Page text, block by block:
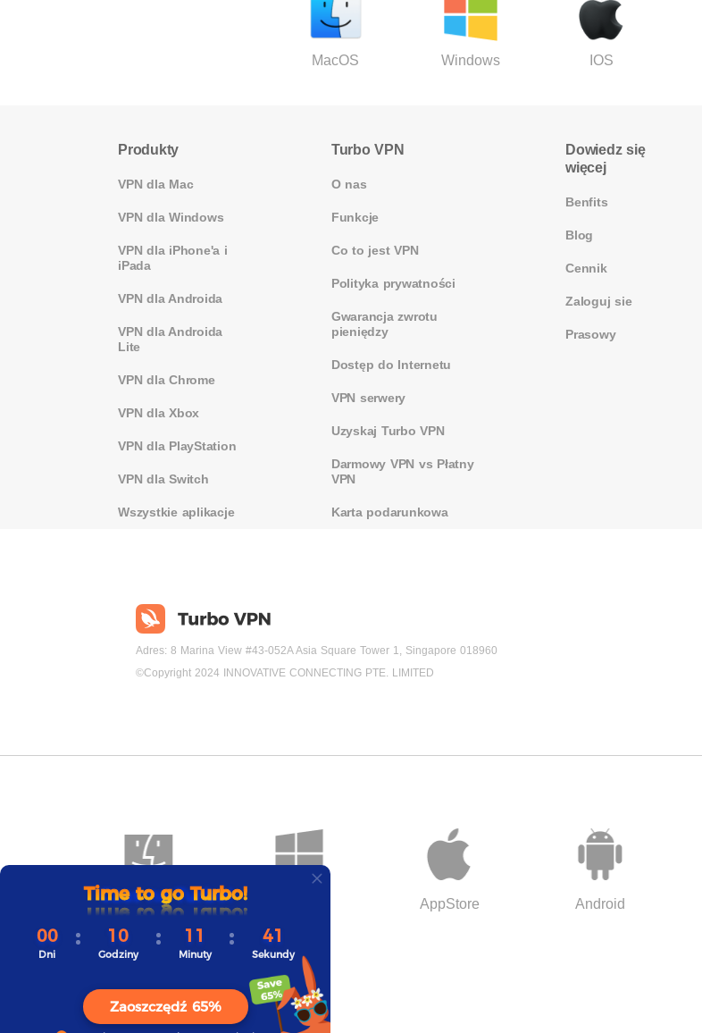
MacOS Windows IOS
Produkty
VPN dla Mac
VPN dla Windows
VPN dla iPhone'a i
iPada
VPN dla Androida
VPN dla Androida
Lite
VPN dla Chrome
VPN dla Xbox
VPN dla PlayStation
VPN dla Switch
Wszystkie aplikacje
Turbo VPN
O nas
Funkcje
Co to jest VPN
Polityka prywatności
Gwarancja zwrotu
pieniędzy
Dostęp do Internetu
VPN serwery
Uzyskaj Turbo VPN
Darmowy VPN vs Płatny
VPN
Karta podarunkowa
Dowiedz się
więcej
Benfits
Blog
Cennik
Zaloguj sie
Prasowy
Adres: 8 Marina View #43-052A Asia Square Tower 1, Singapore 018960
©Copyright 2024 INNOVATIVE CONNECTING PTE. LIMITED
Mac AppStore Android
PS Switch
Czas na Turbo!
00
Dni
10
Godziny
11
Minuty
40
Sekundy
Zaoszczędź 65%